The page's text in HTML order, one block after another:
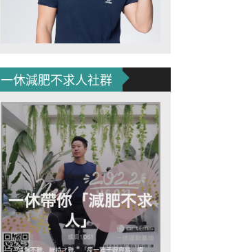
一休減肥不求人社群